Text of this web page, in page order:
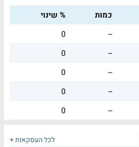
כמות
% שינוי
--
0
--
0
--
0
--
0
--
0
לכל העסקאות +